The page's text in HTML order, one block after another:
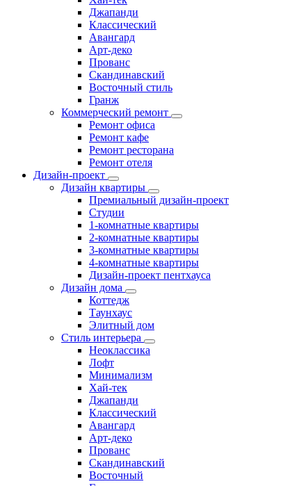
Джапанди
Классический
Авангард
Арт-деко
Прованс
Скандинавский
Восточный стиль
Гранж
Коммерческий ремонт
Ремонт офиса
Ремонт кафе
Ремонт ресторана
Ремонт отеля
Дизайн-проект
Дизайн квартиры
Премиальный дизайн-проект
Студии
1-комнатные квартиры
2-комнатные квартиры
3-комнатные квартиры
4-комнатные квартиры
Дизайн-проект пентхауса
Дизайн дома
Коттедж
Таунхаус
Элитный дом
Стиль интерьера
Неоклассика
Лофт
Минимализм
Хай-тек
Джапанди
Классический
Авангард
Арт-деко
Прованс
Скандинавский
Восточный